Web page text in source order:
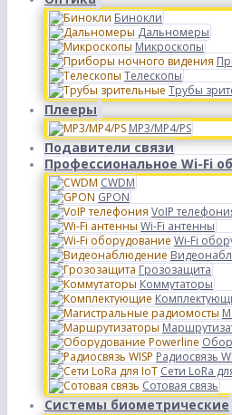
Бинокли
Дальномеры
Микроскопы
Телескопы
Трубы
Плееры
MP3/MP4/PS
Подавители связи
Профессиональное Wi-Fi
CWDM
GPON
VoIP
Wi-Fi антенны
Wi-Fi
Грозозащита
Коммутаторы
Радиосвязь
Сети LoRa
Сотовая связь
Системы биометрические